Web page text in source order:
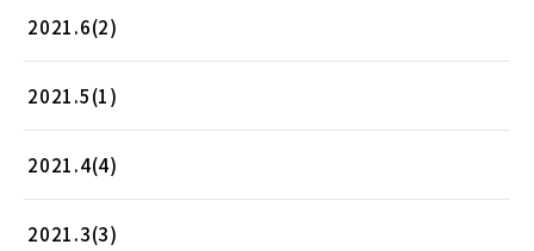
2021.6(2)
2021.5(1)
2021.4(4)
2021.3(3)